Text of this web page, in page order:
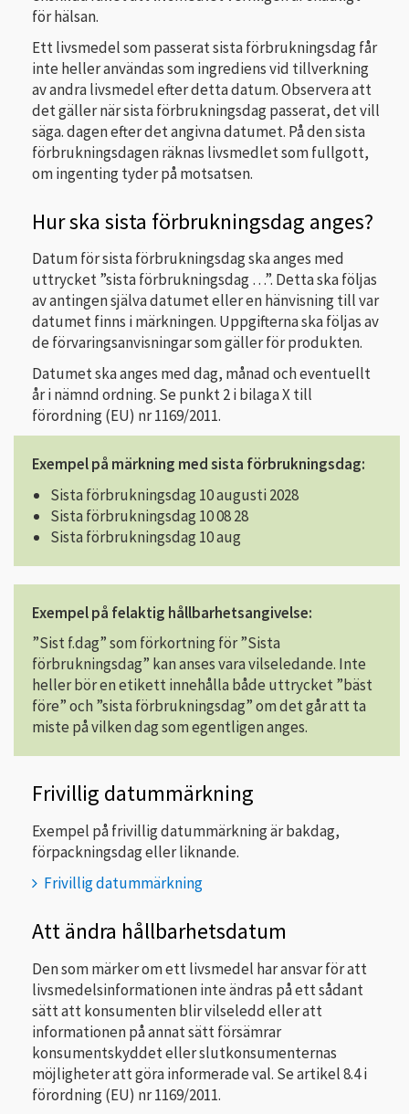
för hälsan.
Ett livsmedel som passerat sista förbrukningsdag får
inte heller användas som ingrediens vid tillverkning
av andra livsmedel efter detta datum. Observera att
det gäller när sista förbrukningsdag passerat, det vill
säga. dagen efter det angivna datumet. På den sista
förbrukningsdagen räknas livsmedlet som fullgott,
om ingenting tyder på motsatsen.
Hur ska sista förbrukningsdag anges?
Datum för sista förbrukningsdag ska anges med
uttrycket ”sista förbrukningsdag …”. Detta ska följas
av antingen själva datumet eller en hänvisning till var
datumet finns i märkningen. Uppgifterna ska följas av
de förvaringsanvisningar som gäller för produkten.
Datumet ska anges med dag, månad och eventuellt
år i nämnd ordning. Se punkt 2 i bilaga X till
förordning (EU) nr 1169/2011.
Exempel på märkning med sista förbrukningsdag:
Sista förbrukningsdag 10 augusti 2028
Sista förbrukningsdag 10 08 28
Sista förbrukningsdag 10 aug
Exempel på felaktig hållbarhetsangivelse:
”Sist f.dag” som förkortning för ”Sista
förbrukningsdag” kan anses vara vilseledande. Inte
heller bör en etikett innehålla både uttrycket ”bäst
före” och ”sista förbrukningsdag” om det går att ta
miste på vilken dag som egentligen anges.
Frivillig datummärkning
Exempel på frivillig datummärkning är bakdag,
förpackningsdag eller liknande.
Frivillig datummärkning
Att ändra hållbarhetsdatum
Den som märker om ett livsmedel har ansvar för att
livsmedelsinformationen inte ändras på ett sådant
sätt att konsumenten blir vilseledd eller att
informationen på annat sätt försämrar
konsumentskyddet eller slutkonsumenternas
möjligheter att göra informerade val. Se artikel 8.4 i
förordning (EU) nr 1169/2011.